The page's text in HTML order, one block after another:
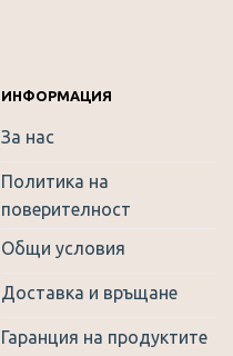
ИНФОРМАЦИЯ
За нас
Политика на
поверителност
Общи условия
Доставка и връщане
Гаранция на продуктите